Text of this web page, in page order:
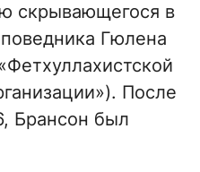
скрывающегося в
Гюлена
После
Брансон был